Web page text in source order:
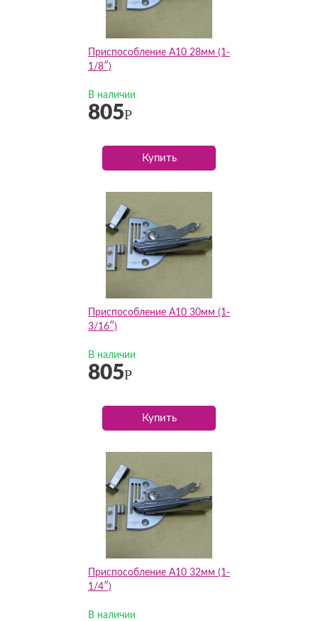
Приспособление А10 28мм (1-
1/8″)
В наличии
805Р
Купить
Приспособление А10 30мм (1-
3/16″)
В наличии
805Р
Купить
Приспособление А10 32мм (1-
1/4″)
В наличии